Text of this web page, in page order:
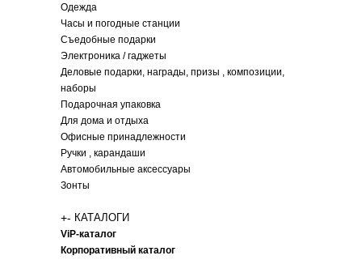
Одежда
Часы и погодные станции
Съедобные подарки
Электроника / гаджеты
Деловые подарки, награды, призы , композиции,
наборы
Подарочная упаковка
Для дома и отдыха
Офисные принадлежности
Ручки , карандаши
Автомобильные аксессуары
Зонты
+- КАТАЛОГИ
ViP-каталог
Корпоративный каталог